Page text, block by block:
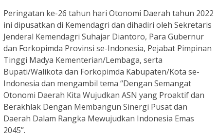
Peringatan ke-26 tahun hari Otonomi Daerah tahun 2022
ini dipusatkan di Kemendagri dan dihadiri oleh Sekretaris
Jenderal Kemendagri Suhajar Diantoro, Para Gubernur
dan Forkopimda Provinsi se-Indonesia, Pejabat Pimpinan
Tinggi Madya Kementerian/Lembaga, serta
Bupati/Walikota dan Forkopimda Kabupaten/Kota se-
Indonesia dan mengambil tema “Dengan Semangat
Otonomi Daerah Kita Wujudkan ASN yang Proaktif dan
Berakhlak Dengan Membangun Sinergi Pusat dan
Daerah Dalam Rangka Mewujudkan Indonesia Emas
2045”.